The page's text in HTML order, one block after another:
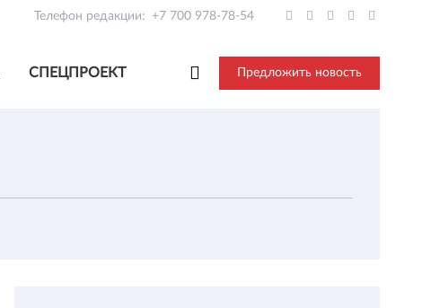
Телефон редакции: +7 700 978-78-54
СПЕЦПРОЕКТ Предложить новость